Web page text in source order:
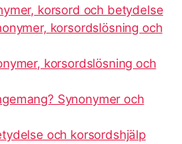
korsord och betydelse
korsordslösning och
korsordslösning och
Synonymer och
och korsordshjälp